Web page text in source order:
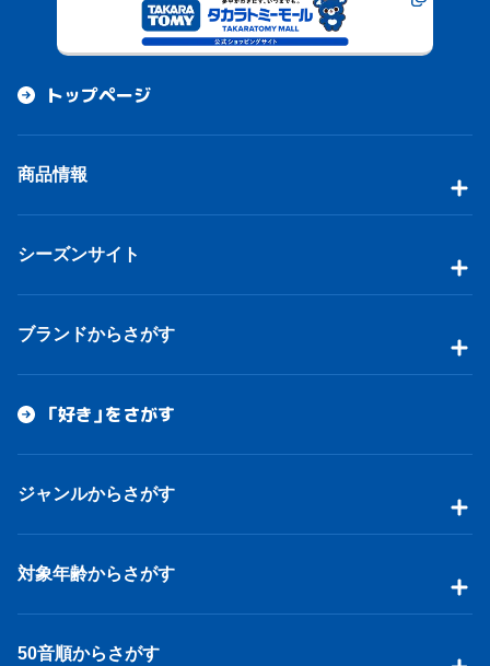
トップページ
商品情報
シーズンサイト
ブランドからさがす
「好き」をさがす
ジャンルからさがす
対象年齢からさがす
50音順からさがす